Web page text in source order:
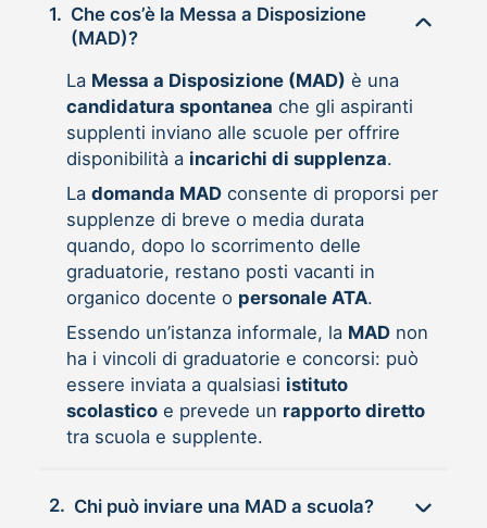
1. Che cos’è la Messa a Disposizione
(MAD)?
La Messa a Disposizione (MAD) è una
candidatura spontanea che gli aspiranti
supplenti inviano alle scuole per offrire
disponibilità a incarichi di supplenza.
La domanda MADconsente di proporsi per
supplenze di breve o media durata
quando, dopo lo scorrimento delle
graduatorie, restano posti vacanti in
organico docente o personale ATA.
Essendo un’istanza informale, la MADnon
ha i vincoli di graduatorie e concorsi: può
essere inviata a qualsiasi istituto
scolasticoe prevede un rapporto diretto
tra scuola e supplente.
2. Chi può inviare una MAD a scuola?